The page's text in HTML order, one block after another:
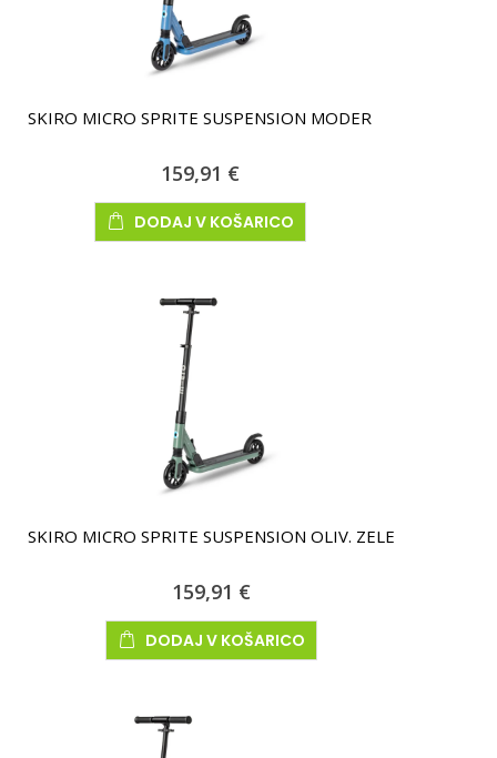
SKIRO MICRO SPRITE SUSPENSION MODER
159,91 €
DODAJ V KOŠARICO
SKIRO MICRO SPRITE SUSPENSION OLIV. ZELE
159,91 €
DODAJ V KOŠARICO